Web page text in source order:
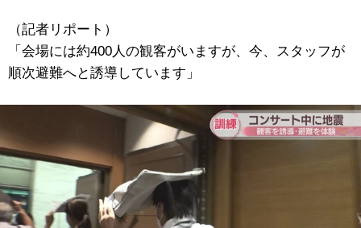
（記者リポート）
「会場には約400人の観客がいますが、今、スタッフが
順次避難へと誘導しています」